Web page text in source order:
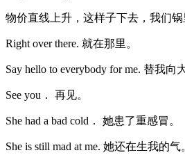
物价直线上升，这样子下去，我们锅
Right over there. 就在那里。
Say hello to everybody for me. 替我向
See you． 再见。
She had a bad cold． 她患了重感冒。
She is still mad at me. 她还在生我的气